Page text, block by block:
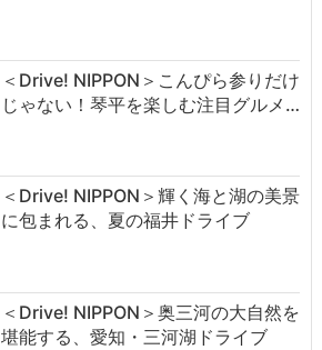
＜Drive! NIPPON＞こんぴら参りだけ
じゃない！琴平を楽しむ注目グルメ…
＜Drive! NIPPON＞輝く海と湖の美景
に包まれる、夏の福井ドライブ
＜Drive! NIPPON＞奥三河の大自然を
堪能する、愛知・三河湖ドライブ